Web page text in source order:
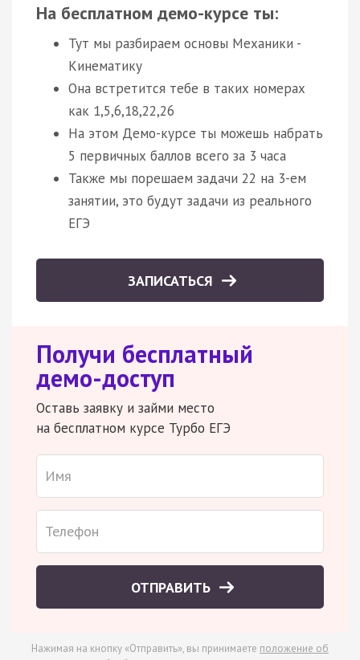
На бесплатном демо-курсе ты:
Тут мы разбираем основы Механики -
Кинематику
Она встретится тебе в таких номерах
как 1,5,6,18,22,26
На этом Демо-курсе ты можешь набрать
5 первичных баллов всего за 3 часа
Также мы порешаем задачи 22 на 3-ем
занятии, это будут задачи из реального
ЕГЭ
ЗАПИСАТЬСЯ
Получи бесплатный
демо-доступ
Оставь заявку и займи место
на бесплатном курсе Турбо ЕГЭ
ОТПРАВИТЬ
Нажимая на кнопку «Отправить», вы принимаете положение об